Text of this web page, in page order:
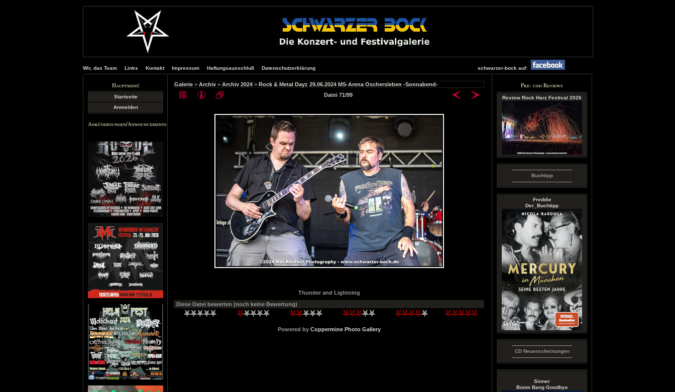
Wir, das Team Links Kontakt Impressum Haftungsausschluß Datenschutzerklärung schwarzer-bock auf:
Hauptmenü
Startseite
Anmelden
Ankündigungen/Announcements
Pre- und Reviews
Review Rock Harz Festival 2026
----------------------------------------
Buchtipp
----------------------------------------
Freddie
Der_Buchtipp
----------------------------------------
CD Neuerscheinungen
----------------------------------------
Sinner
Boom Bang Goodbye
Galerie > Archiv > Archiv 2024 > Rock & Metal Dayz 29.06.2024 MS-Arena Oschersleben -Sonnabend-
Datei 71/99
Thunder and Lightning
Diese Datei bewerten (noch keine Bewertung)
Powered by Coppermine Photo Gallery